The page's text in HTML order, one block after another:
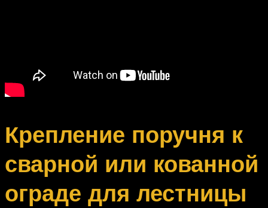
Крепление поручня к
сварной или кованной
ограде для лестницы